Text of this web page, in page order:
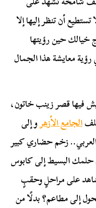
أن تنظر إليها إلا
خيالك حين رؤيتها
معايشة هذا الجمال
فيها قصر زينب خاتون،
الجامع الأزهرو إلى
زخم حضاري كبير
حلمك البسيط إلى كابوس
على مراحلٍ وحقبٍ
إلى مطاعم؟ بدلًا من